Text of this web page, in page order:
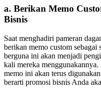
a. Berikan Memo
Bisnis
Saat menghadiri pameran
berikan memo custom sebagai
berguna ini akan menjadi
kali mereka
memo ini akan terus
berarti promosi bisnis Anda